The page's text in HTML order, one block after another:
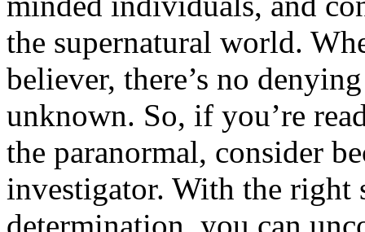
the supernatural world.
believer, there’s no
unknown. So, if you’re
the paranormal, consider
investigator. With the right
determination, you can